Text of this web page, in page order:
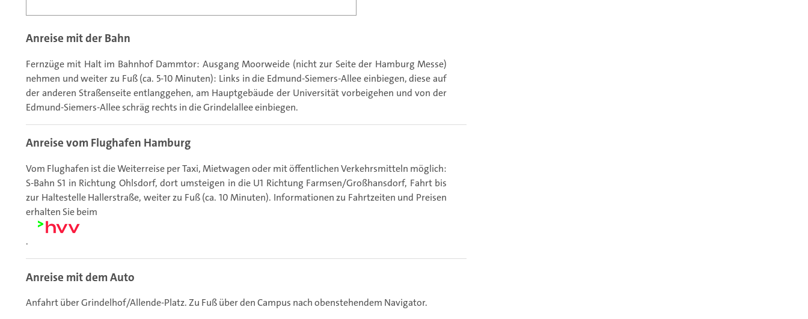
Anreise mit der Bahn
Fernzüge mit Halt im Bahnhof Dammtor: Ausgang Moorweide (nicht zur Seite der Hamburg Messe)
nehmen und weiter zu Fuß (ca. 5-10 Minuten): Links in die Edmund-Siemers-Allee einbiegen, diese auf
der anderen Straßenseite entlanggehen, am Hauptgebäude der Universität vorbeigehen und von der
Edmund-Siemers-Allee schräg rechts in die Grindelallee einbiegen.
Anreise vom Flughafen Hamburg
Vom Flughafen ist die Weiterreise per Taxi, Mietwagen oder mit öffentlichen Verkehrsmitteln möglich:
S-Bahn S1 in Richtung Ohlsdorf, dort umsteigen in die U1 Richtung Farmsen/Großhansdorf, Fahrt bis
zur Haltestelle Hallerstraße, weiter zu Fuß (ca. 10 Minuten). Informationen zu Fahrtzeiten und Preisen
erhalten Sie beim
.
Anreise mit dem Auto
Anfahrt über Grindelhof/Allende-Platz. Zu Fuß über den Campus nach obenstehendem Navigator.